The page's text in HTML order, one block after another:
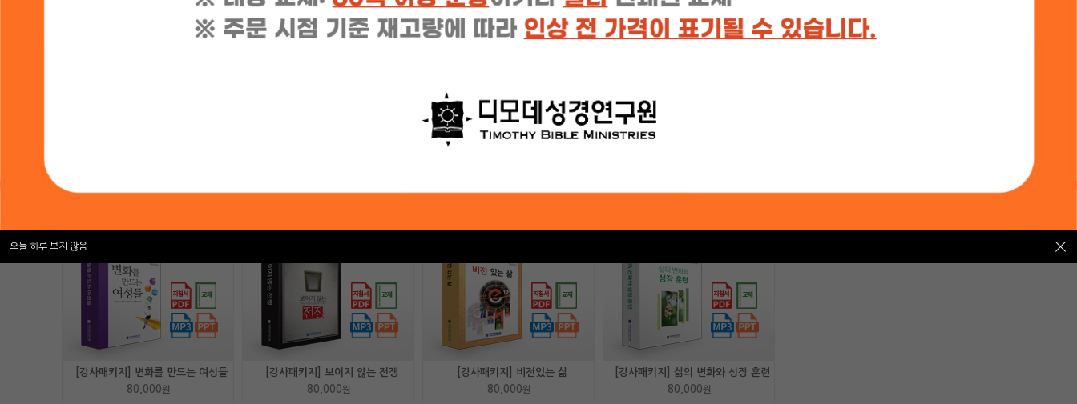
210,000
원
100,000원
80,000원
[강사패키지] 그리스도인의 삶의 발견(다운로드)
[강사패키지] 로마서 12장 그리스도인
[강사패키지] 로마서 8장 그리스도인
[강사패키지] 믿음의 테스트
[강사패키지] 변화를 만드는 여성들
80,000원
[강사패키지] 보이지 않는 전쟁
80,000원
[강사패키지] 비전있는 삶
80,000원
[강사패키지] 삶의 변화와 성장 훈련
80,000원
오늘 하루 보지 않음